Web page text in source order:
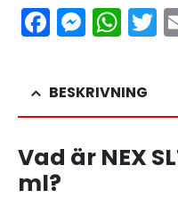
BESKRIVNING
Vad är NEX
ml?